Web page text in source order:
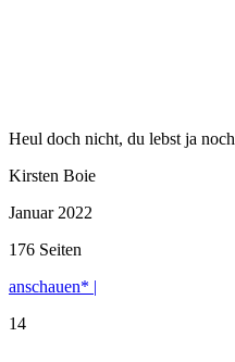
Heul doch nicht, du lebst ja noch
Kirsten Boie
Januar 2022
176 Seiten
anschauen* |
14